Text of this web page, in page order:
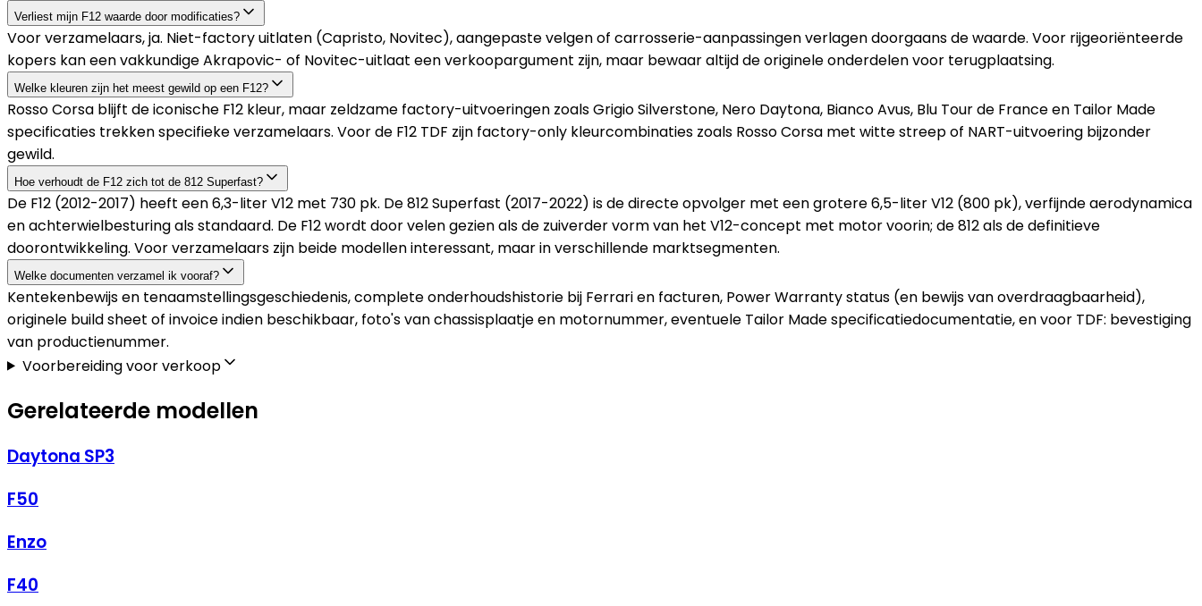
Verliest mijn F12 waarde door modificaties?
Voor verzamelaars, ja. Niet-factory uitlaten (Capristo, Novitec), aangepaste velgen of carrosserie-aanpassingen verlagen doorgaans de waarde. Voor rijgeoriënteerde
kopers kan een vakkundige Akrapovic- of Novitec-uitlaat een verkoopargument zijn, maar bewaar altijd de originele onderdelen voor terugplaatsing.
Welke kleuren zijn het meest gewild op een F12?
Rosso Corsa blijft de iconische F12 kleur, maar zeldzame factory-uitvoeringen zoals Grigio Silverstone, Nero Daytona, Bianco Avus, Blu Tour de France en Tailor Made
specificaties trekken specifieke verzamelaars. Voor de F12 TDF zijn factory-only kleurcombinaties zoals Rosso Corsa met witte streep of NART-uitvoering bijzonder
gewild.
Hoe verhoudt de F12 zich tot de 812 Superfast?
De F12 (2012-2017) heeft een 6,3-liter V12 met 730 pk. De 812 Superfast (2017-2022) is de directe opvolger met een grotere 6,5-liter V12 (800 pk), verfijnde aerodynamica
en achterwielbesturing als standaard. De F12 wordt door velen gezien als de zuiverder vorm van het V12-concept met motor voorin; de 812 als de definitieve
doorontwikkeling. Voor verzamelaars zijn beide modellen interessant, maar in verschillende marktsegmenten.
Welke documenten verzamel ik vooraf?
Kentekenbewijs en tenaamstellingsgeschiedenis, complete onderhoudshistorie bij Ferrari en facturen, Power Warranty status (en bewijs van overdraagbaarheid),
originele build sheet of invoice indien beschikbaar, foto's van chassisplaatje en motornummer, eventuele Tailor Made specificatiedocumentatie, en voor TDF: bevestiging
van productienummer.
Voorbereiding voor verkoop
Gerelateerde modellen
Daytona SP3
F50
Enzo
F40